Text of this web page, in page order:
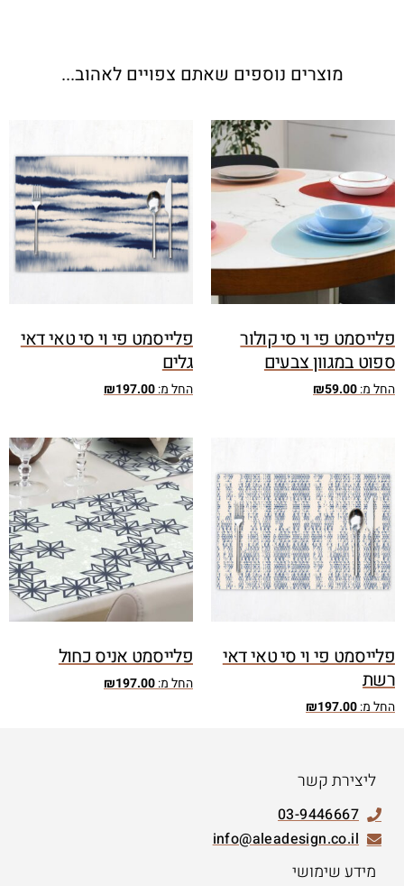
מוצרים נוספים שאתם צפויים לאהוב...
פלייסמט פי וי סי קולור
ספוט במגוון צבעים
החל מ: ₪59.00
פלייסמט פי וי סי טאי דאי
גלים
החל מ: ₪197.00
פלייסמט פי וי סי טאי דאי
רשת
החל מ: ₪197.00
פלייסמט אניס כחול
החל מ: ₪197.00
ליצירת קשר
03-9446667
info@aleadesign.co.il
מידע שימושי